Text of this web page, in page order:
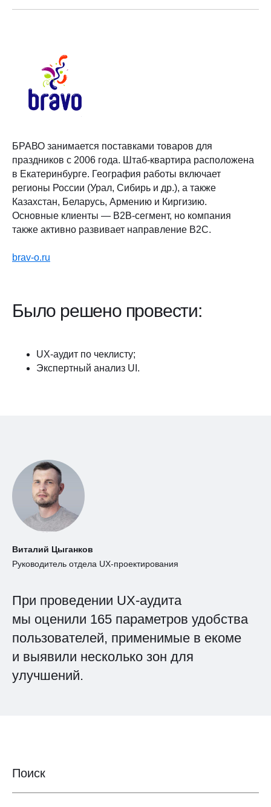
БРАВО занимается поставками товаров для
праздников с 2006 года. Штаб-квартира расположена
в Екатеринбурге. География работы включает
регионы России (Урал, Сибирь и др.), а также
Казахстан, Беларусь, Армению и Киргизию.
Основные клиенты — B2B-сегмент, но компания
также активно развивает направление B2C.
brav-o.ru
Было решено провести:
UX-аудит по чеклисту;
Экспертный анализ UI.
Виталий Цыганков
Руководитель отдела UX-проектирования
При проведении UX-аудита
мы оценили 165 параметров удобства
пользователей, применимые в екоме
и выявили несколько зон для
улучшений.
Поиск